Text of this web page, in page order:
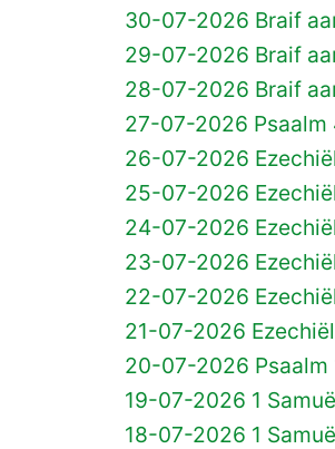
30-07-2026 Braif
29-07-2026 Braif
28-07-2026 Braif
27-07-2026 Psaalm
26-07-2026
25-07-2026
24-07-2026
23-07-2026
22-07-2026
21-07-2026
20-07-2026 Psaalm
19-07-2026 1
18-07-2026 1